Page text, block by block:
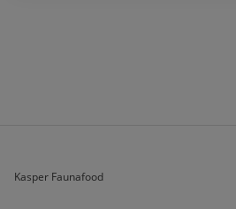
Kasper Faunafood